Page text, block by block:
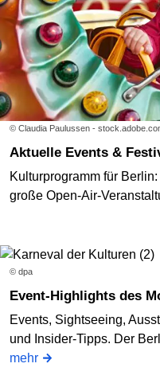
© Claudia Paulussen -
Aktuelle Events &
Kulturprogramm für
große Open-Air-
© dpa
Event-Highlights des
Events, Sightseeing,
und Insider-Tipps. Der
mehr